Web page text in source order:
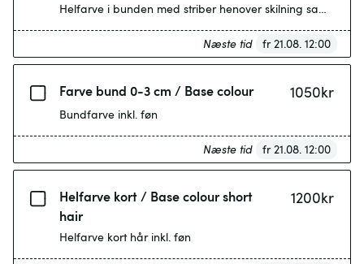
Helfarve i bunden med striber henover skilning samt et
Næste tid fr 21.08. 12:00
Farve bund 0-3 cm / Base colour 1050kr
Bundfarve inkl. føn
Næste tid fr 21.08. 12:00
Helfarve kort / Base colour short
hair
1200kr
Helfarve kort hår inkl. føn